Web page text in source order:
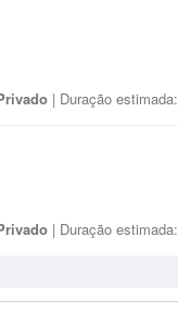
| Duração estimada:
| Duração estimada: